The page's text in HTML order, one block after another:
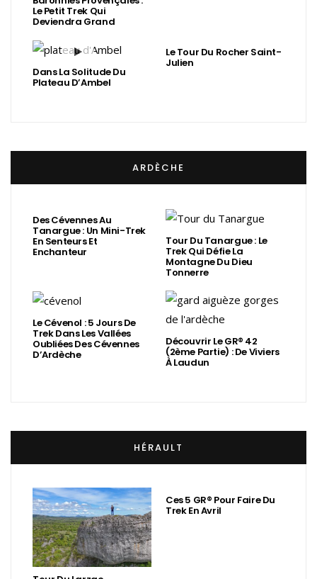
Le Petit Trek Qui
Deviendra Grand
Dans La Solitude Du
Plateau D’Ambel
Le Tour Du Rocher Saint-
Julien
ARDÈCHE
Des Cévennes Au
Tanargue : Un Mini-Trek
En Senteurs Et
Enchanteur
Tour Du Tanargue : Le
Trek Qui Défie La
Montagne Du Dieu
Tonnerre
Le Cévenol : 5 Jours De
Trek Dans Les Vallées
Oubliées Des Cévennes
D’Ardèche
Découvrir Le GR® 42
(2ème Partie) : De Viviers
À Laudun
HÉRAULT
Ces 5 GR® Pour Faire Du
Trek En Avril